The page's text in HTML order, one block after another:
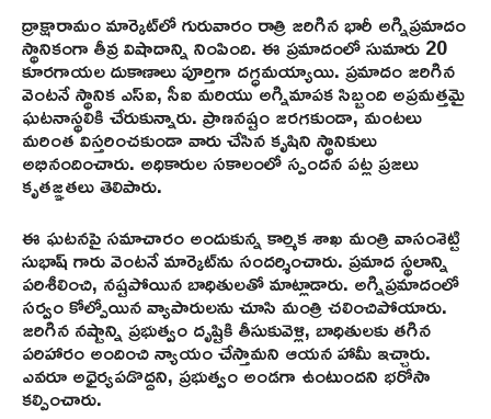
ద్రాక్షారామం మార్కెట్‌లో గురువారం రాత్రి జరిగిన భారీ అగ్నిప్రమాదం
స్థానికంగా తీవ్ర విషాదాన్ని నింపింది. ఈ ప్రమాదంలో సుమారు 20
కూరగాయల దుకాణాలు పూర్తిగా దగ్ధమయ్యాయి. ప్రమాదం జరిగిన
వెంటనే స్థానిక ఎస్ఐ, సీఐ మరియు అగ్నిమాపక సిబ్బంది అప్రమత్తమై
ఘటనాస్థలికి చేరుకున్నారు. ప్రాణనష్టం జరగకుండా, మంటలు
మరింత విస్తరించకుండా వారు చేసిన కృషిని స్థానికులు
అభినందించారు. అధికారుల సకాలంలో స్పందన పట్ల ప్రజలు
కృతజ్ఞతలు తెలిపారు.
ఈ ఘటనపై సమాచారం అందుకున్న కార్మిక శాఖ మంత్రి వాసంశెట్టి
సుభాష్ గారు వెంటనే మార్కెట్‌ను సందర్శించారు. ప్రమాద స్థలాన్ని
పరిశీలించి, నష్టపోయిన బాధితులతో మాట్లాడారు. అగ్నిప్రమాదంలో
సర్వం కోల్పోయిన వ్యాపారులను చూసి మంత్రి చలించిపోయారు.
జరిగిన నష్టాన్ని ప్రభుత్వం దృష్టికి తీసుకువెళ్లి, బాధితులకు తగిన
పరిహారం అందించి న్యాయం చేస్తామని ఆయన హామీ ఇచ్చారు.
ఎవరూ అధైర్యపడొద్దని, ప్రభుత్వం అండగా ఉంటుందని భరోసా
కల్పించారు.